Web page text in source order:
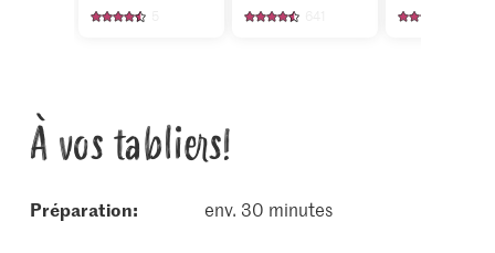
À vos tabliers!
Préparation: env. 30 minutes